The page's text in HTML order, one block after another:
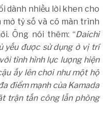
dành nhiều lời khen cho
mở tỷ số và có màn trình
Ông nói thêm: “Daichi
yếu được sử dụng ở vị trí
tình hình lực lượng hiện
ấy lên chơi như một hộ
điểm mạnh của Kamada
trận tấn công lẫn phòng